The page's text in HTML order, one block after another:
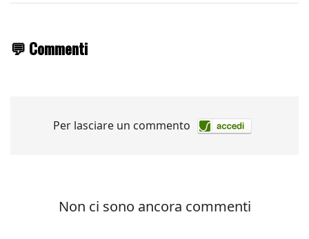
💬 Commenti